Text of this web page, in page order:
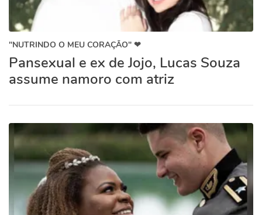
"NUTRINDO O MEU CORAÇÃO" ❤
Pansexual e ex de Jojo, Lucas Souza
assume namoro com atriz